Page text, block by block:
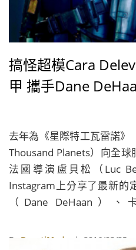
搞怪超模Cara
甲 攜手Dane
去年為《星際特工瓦雷諾》
Thousand Planets）向全
法國導演盧貝松（Luc
Instagram上分享了最新的
（Dane DeHaan）
講究，讓影迷大呼期待。
By BeautiMode | 2016/03/25